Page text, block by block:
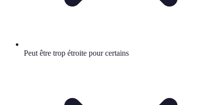
Peut être trop étroite pour certains